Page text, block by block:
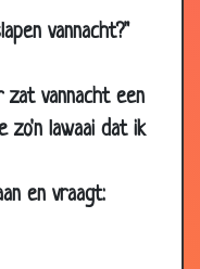
vannacht?"
zat vannacht een
zo'n lawaai dat ik
en vraagt:
3.20